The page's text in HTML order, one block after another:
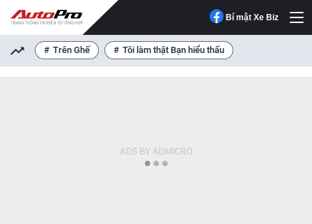
Bí mật Xe Biz
Trên Ghế Tôi làm thật Bạn hiểu thấu